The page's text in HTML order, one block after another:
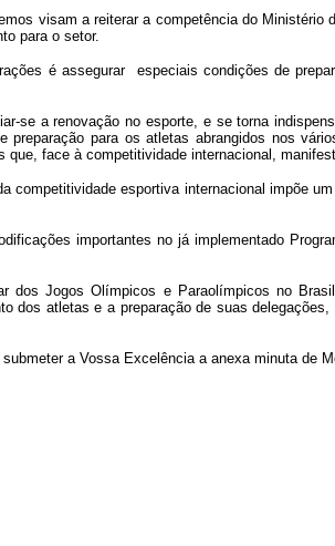
visam a reiterar a competência do
para o setor.
é assegurar especiais condições de
se a renovação no esporte, e se torna
preparação para os atletas abrangidos nos
face à competitividade internacional,
competitividade esportiva internacional impõe
importantes no já implementado
dos Jogos Olímpicos e Paraolímpicos no
dos atletas e a preparação de suas
a Vossa Excelência a anexa minuta de